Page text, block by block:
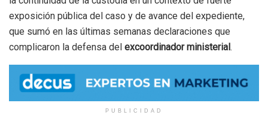
exposición pública del caso y de avance del expediente,
que sumó en las últimas semanas declaraciones que
complicaron la defensa del excoordinador ministerial .
PUBLICIDAD